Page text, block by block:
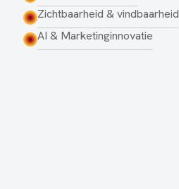
Zichtbaarheid & vindbaarheid
AI & Marketinginnovatie